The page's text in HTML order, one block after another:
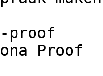
proof